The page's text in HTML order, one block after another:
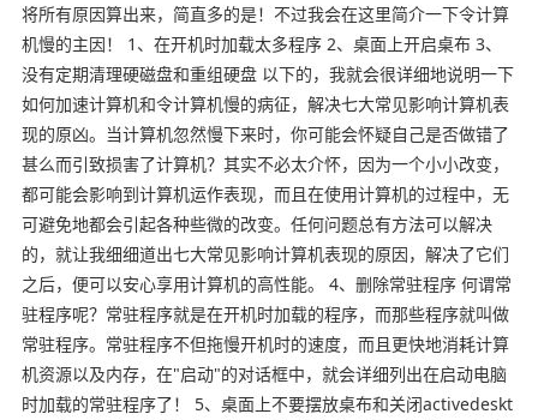
将所有原因算出来，简直多的是！不过我会在这里简介一下令计算
机慢的主因！ 1、在开机时加载太多程序 2、桌面上开启桌布 3、
没有定期清理硬磁盘和重组硬盘 以下的，我就会很详细地说明一下
如何加速计算机和令计算机慢的病征，解决七大常见影响计算机表
现的原凶。当计算机忽然慢下来时，你可能会怀疑自己是否做错了
甚么而引致损害了计算机？其实不必太介怀，因为一个小小改变，
都可能会影响到计算机运作表现，而且在使用计算机的过程中，无
可避免地都会引起各种些微的改变。任何问题总有方法可以解决
的，就让我细细道出七大常见影响计算机表现的原因，解决了它们
之后，便可以安心享用计算机的高性能。 4、删除常驻程序 何谓常
驻程序呢？常驻程序就是在开机时加载的程序，而那些程序就叫做
常驻程序。常驻程序不但拖慢开机时的速度，而且更快地消耗计算
机资源以及内存，在"启动"的对话框中，就会详细列出在启动电脑
时加载的常驻程序了！ 5、桌面上不要摆放桌布和关闭activedeskt